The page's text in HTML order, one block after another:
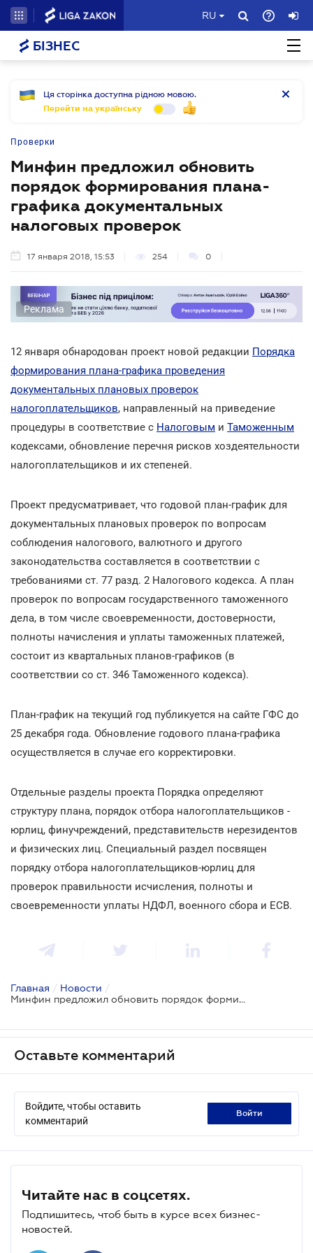
RU
БІЗНЕС
Ця сторінка доступна рідною мовою.
Перейти на українську
Проверки
Минфин предложил обновить
порядок формирования плана-
графика документальных
налоговых проверок
17 января 2018, 15:53 254 0
Реклама
12 января обнародован проект новой редакции Порядка
формирования плана-графика проведения
документальных плановых проверок
налогоплательщиков, направленный на приведение
процедуры в соответствие с Налоговым и Таможенным
кодексами, обновление перечня рисков хоздеятельности
налогоплательщиков и их степеней.
Проект предусматривает, что годовой план-график для
документальных плановых проверок по вопросам
соблюдения налогового, валютного и другого
законодательства составляется в соответствии с
требованиями ст. 77 разд. 2 Налогового кодекса. А план
проверок по вопросам государственного таможенного
дела, в том числе своевременности, достоверности,
полноты начисления и уплаты таможенных платежей,
состоит из квартальных планов-графиков (в
соответствии со ст. 346 Таможенного кодекса).
План-график на текущий год публикуется на сайте ГФС до
25 декабря года. Обновление годового плана-графика
осуществляется в случае его корректировки.
Отдельные разделы проекта Порядка определяют
структуру плана, порядок отбора налогоплательщиков -
юрлиц, финучреждений, представительств нерезидентов
и физических лиц. Специальный раздел посвящен
порядку отбора налогоплательщиков-юрлиц для
проверок правильности исчисления, полноты и
своевременности уплаты НДФЛ, военного сбора и ЕСВ.
Главная / Новости /
Минфин предложил обновить порядок формирования плана-графика документальных налоговых проверок
Оставьте комментарий
Войдите, чтобы оставить
комментарий
войти
Читайте нас в соцсетях.
Подпишитесь, чтоб быть в курсе всех бизнес-
новостей.